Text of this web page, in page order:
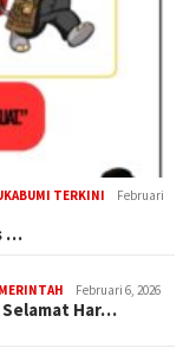
TERKINI
Februari
…
Februari 6, 2026
Selamat Har…